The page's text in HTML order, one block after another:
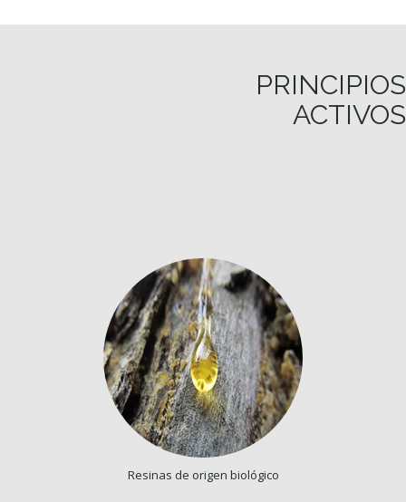
PRINCIPIOS
ACTIVOS
Resinas de origen biológico